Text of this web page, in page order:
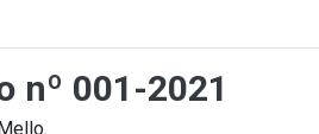
nº 001-2021